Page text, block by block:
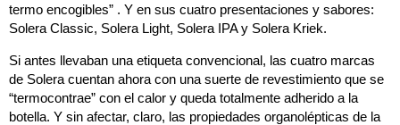
termo encogibles” . Y en sus cuatro presentaciones y sabores:
Solera Classic, Solera Light, Solera IPA y Solera Kriek.
Si antes llevaban una etiqueta convencional, las cuatro marcas
de Solera cuentan ahora con una suerte de revestimiento que se
“termocontrae” con el calor y queda totalmente adherido a la
botella. Y sin afectar, claro, las propiedades organolépticas de la